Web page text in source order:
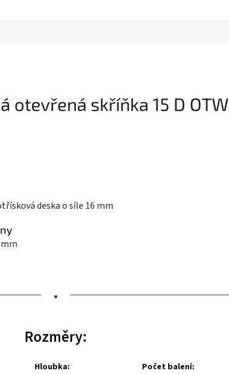
otevřená skříňka 15 D OTW
deska o síle 16 mm
•
Rozměry:
Hloubka:
Počet balení: